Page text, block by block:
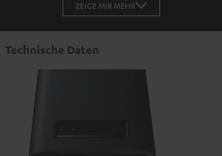
ZEIGE MIR MEHR
Technische Daten